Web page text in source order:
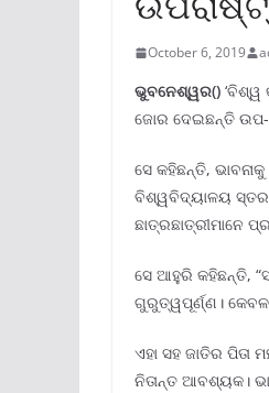
October 6, 2019
ଭୁବନେଶ୍ୱର() ‘ବିଶ୍ୱ
ଜୋର ଦେଇଛନ୍ତି ଉପ-
ସେ କହିଛନ୍ତି,
ବିଶ୍ୱବିଦ୍ୟାଳୟ
ଛାତ୍ରଛାତ୍ରୀମାନେ
ସେ ଆହୁରି କହିଛନ୍ତି,
ଗୁରୁତ୍ୱପୂର୍ଣ୍ଣ। କେବଳ
ଏହା ସହ ଜାତିର ପିତା
ନିତାନ୍ତ ଆବଶ୍ୟକ।